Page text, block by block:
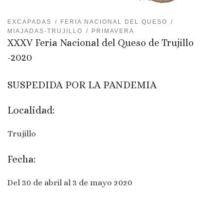
EXCAPADAS
FERIA NACIONAL DEL QUESO
MIAJADAS-TRUJILLO
PRIMAVERA
XXXV Feria Nacional del Queso de Trujillo
-2020
SUSPEDIDA POR LA PANDEMIA
Localidad:
Trujillo
Fecha:
Del 30 de abril al 3 de mayo 2020